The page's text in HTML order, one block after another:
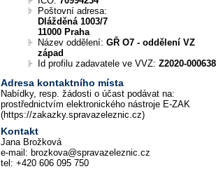
Poštovní adresa:
Dlážděná 1003/7
11000 Praha
Název oddělení:GŘ O7 - oddělení VZ
západ
Id profilu zadavatele ve VVZ:Z2020-000638
Adresa kontaktního místa
Nabídky, resp. žádosti o účast podávat na:
prostřednictvím elektronického nástroje E-ZAK
(https://zakazky.spravazeleznic.cz)
Kontakt
Jana Brožková
e-mail: brozkova@spravazeleznic.cz
tel: +420 606 095 750